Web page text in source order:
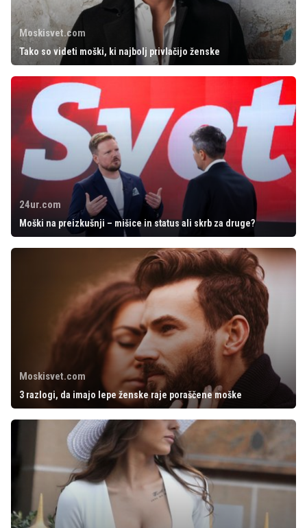
Moskisvet.com
Tako so videti moški, ki najbolj privlačijo ženske
24ur.com
Moški na preizkušnji – mišice in status ali skrb za druge?
Moskisvet.com
3 razlogi, da imajo lepe ženske raje poraščene moške